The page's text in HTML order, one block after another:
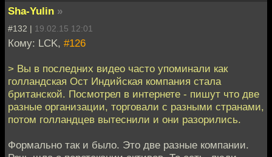
Sha-Yulin »
#132 | 19.02.15 12:01
Кому: LCK, #126
> Вы в последних видео часто упоминали как
голландская Ост Индийская компания стала
британской. Посмотрел в интернете - пишут что две
разные организации, торговали с разными странами,
потом голландцев вытеснили и они разорились.
Формально так и было. Это две разные компании.